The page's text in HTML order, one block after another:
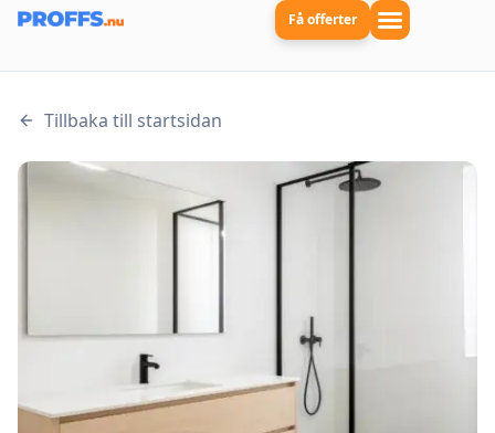
Få offerter
Tillbaka till startsidan